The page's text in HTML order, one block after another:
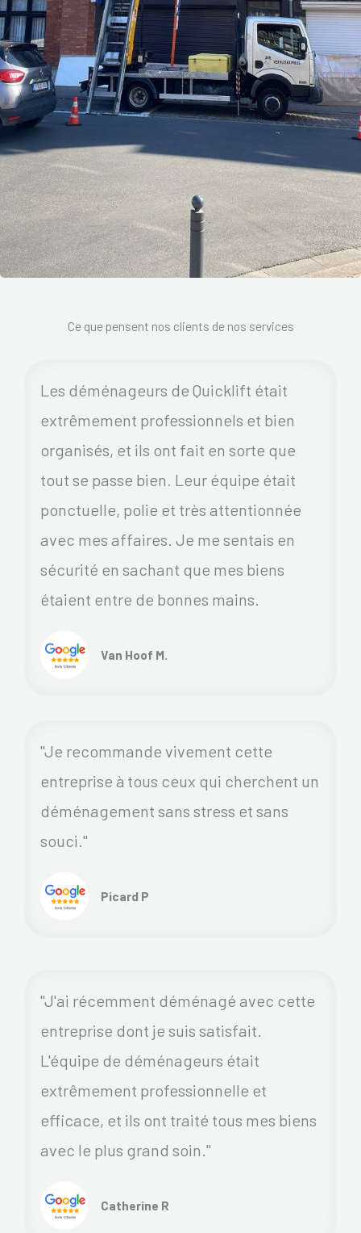
Ce que pensent nos clients de nos services
Les déménageurs de Quicklift était
extrêmement professionnels et bien
organisés, et ils ont fait en sorte que
tout se passe bien. Leur équipe était
ponctuelle, polie et très attentionnée
avec mes affaires. Je me sentais en
sécurité en sachant que mes biens
étaient entre de bonnes mains.
Van Hoof M.
"Je recommande vivement cette
entreprise à tous ceux qui cherchent un
déménagement sans stress et sans
souci."
Picard P
"J'ai récemment déménagé avec cette
entreprise dont je suis satisfait.
L'équipe de déménageurs était
extrêmement professionnelle et
efficace, et ils ont traité tous mes biens
avec le plus grand soin."
Catherine R